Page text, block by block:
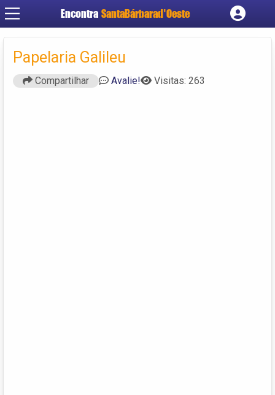
Encontra SantaBárbarad'Oeste
Cadastrar empresa
Papelaria Galileu
Compartilhar Avalie! Visitas: 263